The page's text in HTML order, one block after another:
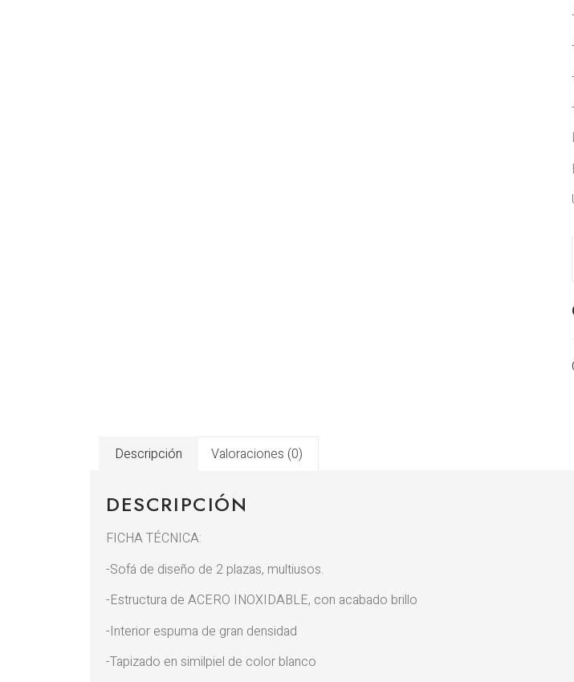
Descripción Valoraciones (0)
DESCRIPCIÓN
FICHA TÉCNICA:
-Sofá de diseño de 2 plazas, multiusos.
-Estructura de ACERO INOXIDABLE, con acabado brillo
-Interior espuma de gran densidad
-Tapizado en similpiel de color blanco